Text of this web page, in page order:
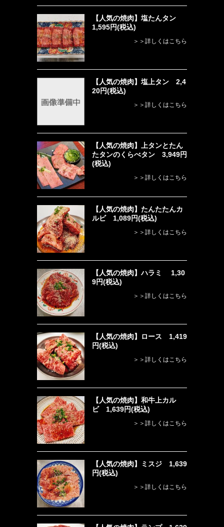
【人気の焼肉】塩たんタン
1,595円(税込)
＞＞詳しくはこちら
【人気の焼肉】塩上タン 2,4
20円(税込)
＞＞詳しくはこちら
【人気の焼肉】上タンとたん
たタンのくらべタン 3,949円
(税込)
＞＞詳しくはこちら
【人気の焼肉】たんたたんカ
ルビ 1,089円(税込)
＞＞詳しくはこちら
【人気の焼肉】ハラミ 1,30
9円(税込)
＞＞詳しくはこちら
【人気の焼肉】ロース 1,419
円(税込)
＞＞詳しくはこちら
【人気の焼肉】和牛上カル
ビ 1,639円(税込)
＞＞詳しくはこちら
【人気の焼肉】ミスジ 1,639
円(税込)
＞＞詳しくはこちら